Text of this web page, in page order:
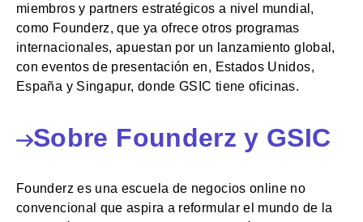
miembros y partners estratégicos a nivel mundial,
como Founderz, que ya ofrece otros programas
internacionales, apuestan por un lanzamiento global,
con eventos de presentación en, Estados Unidos,
España y Singapur, donde GSIC tiene oficinas.
Sobre Founderz y GSIC
Founderz es una escuela de negocios online no
convencional que aspira a reformular el mundo de la